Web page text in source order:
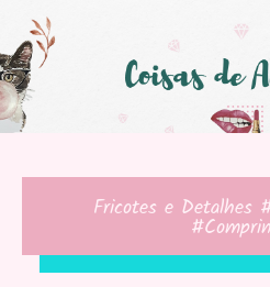
Fricotes e Detalhes